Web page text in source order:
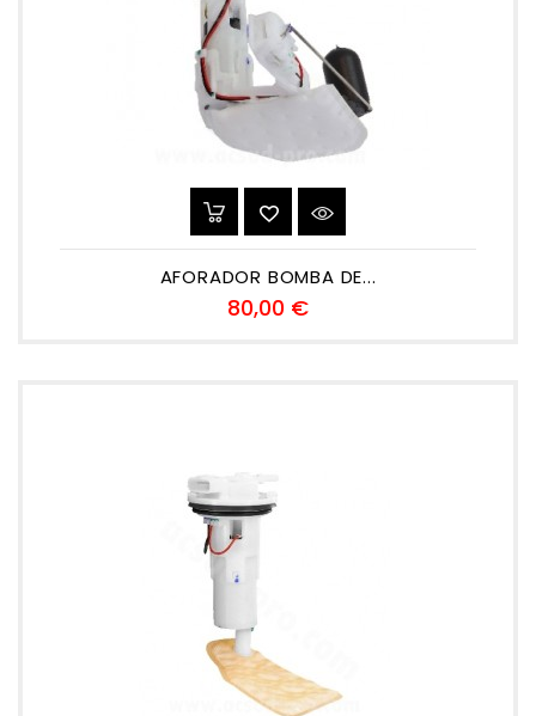
AFORADOR BOMBA DE...
80,00 €Precio